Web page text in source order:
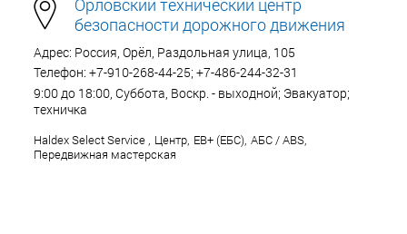
Орловский технический центр
безопасности дорожного движения
Адрес: Россия, Орёл, Раздольная улица, 105
Телефон: +7-910-268-44-25; +7-486-244-32-31
9:00 до 18:00, Суббота, Воскр. - выходной; Эвакуатор;
техничка
Haldex Select Service , Центр, EB+ (ЕБС), АБС / ABS,
Передвижная мастерская